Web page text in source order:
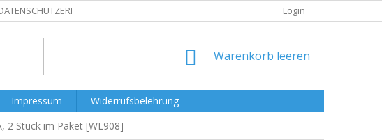
Login
WARENKORB
Warenkorb leeren
Impressum
Widerrufsbelehrung
2 Stück im Paket [WL908]